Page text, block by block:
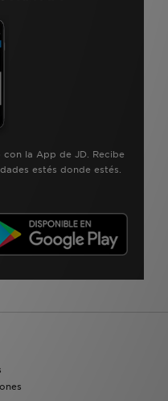
la App de JD. Recibe
estés donde estés.